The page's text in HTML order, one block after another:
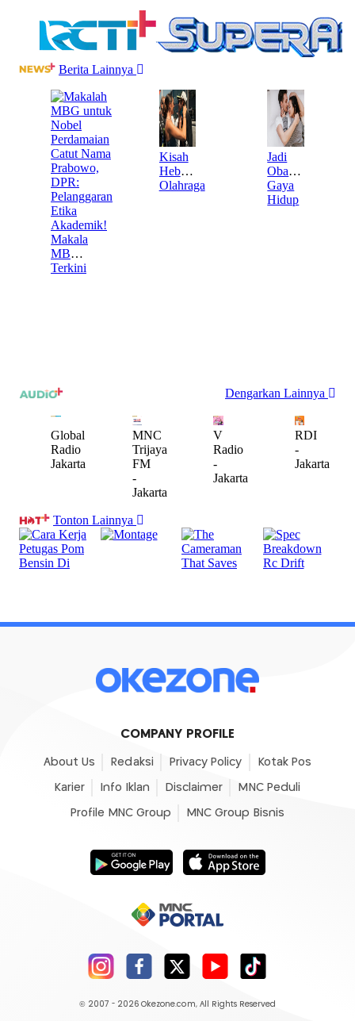
COMPANY PROFILE
About Us Redaksi Privacy Policy Kotak Pos
Karier Info Iklan Disclaimer MNC Peduli
Profile MNC Group MNC Group Bisnis
© 2007 - 2026 Okezone.com, All Rights Reserved